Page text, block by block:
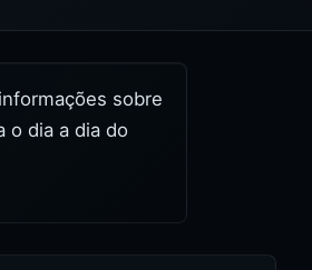
sobre
o dia a dia do